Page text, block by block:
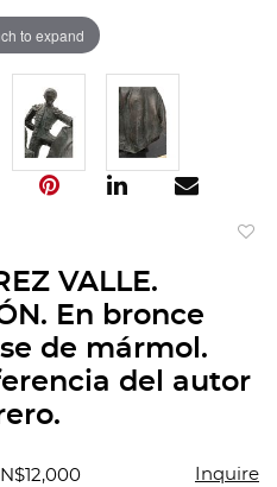
to expand
VALLE.
En bronce
de mármol.
del autor
Inquire